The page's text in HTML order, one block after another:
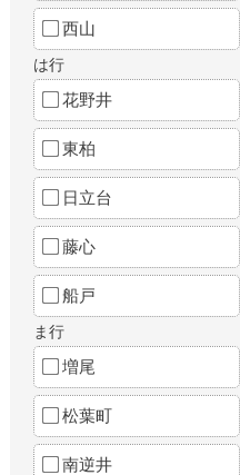
西山
は行
花野井
東柏
日立台
藤心
船戸
ま行
増尾
松葉町
南逆井